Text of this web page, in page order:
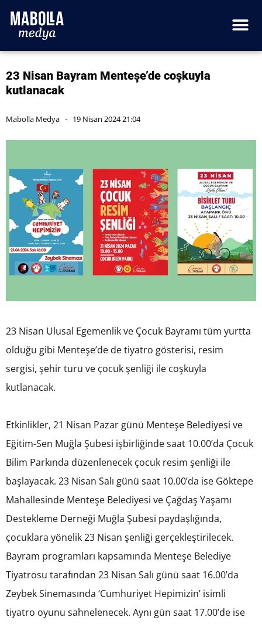
23 Nisan Bayram Menteşe’de coşkuyla
kutlanacak
Mabolla Medya 19 Nisan 2024 21:04
23 Nisan Ulusal Egemenlik ve Çocuk Bayramı tüm yurtta
olduğu gibi Menteşe’de de tiyatro gösterisi, resim
sergisi, şehir turu ve çocuk şenliği ile coşkuyla
kutlanacak.
Etkinlikler, 21 Nisan Pazar günü Menteşe Belediyesi ve
Eğitim-Sen Muğla Şubesi işbirliğinde saat 10.00’da Çocuk
Bilim Parkında düzenlenecek çocuk resim şenliği ile
başlayacak. 23 Nisan Salı günü saat 10.00’da ise Göktepe
Mahallesinde Menteşe Belediyesi ve Çağdaş Yaşamı
Destekleme Derneği Muğla Şubesi paydaşlığında,
çocuklara yönelik 23 Nisan şenliği gerçekleştirilecek.
Bayram programları kapsamında Menteşe Belediye
Tiyatrosu tarafından 23 Nisan Salı günü saat 16.00’da
Zeybek Sinemasında ‘Cumhuriyet Hepimizin’ isimli
tiyatro oyunu sahnelenecek. Aynı gün saat 17.00’de ise